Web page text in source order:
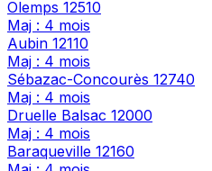
Olemps 12510
Maj : 4 mois
Aubin 12110
Maj : 4 mois
Sébazac-Concourès 12740
Maj : 4 mois
Druelle Balsac 12000
Maj : 4 mois
Baraqueville 12160